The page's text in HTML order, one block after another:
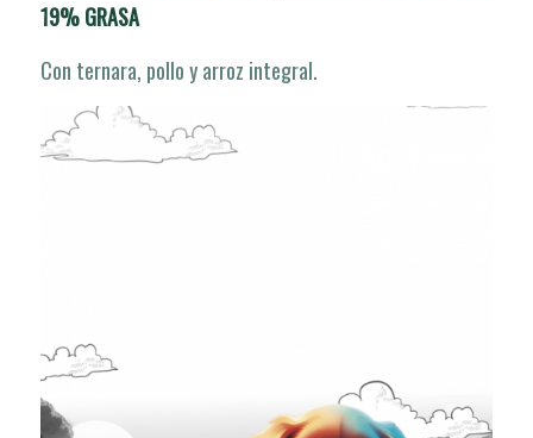
19% GRASA
Con ternara, pollo y arroz integral.